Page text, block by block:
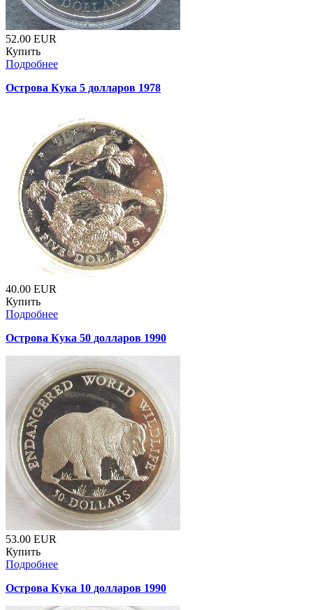
52.00 EUR
Купить
Подробнее
Острова Кука 5 долларов 1978
40.00 EUR
Купить
Подробнее
Острова Кука 50 долларов 1990
53.00 EUR
Купить
Подробнее
Острова Кука 10 долларов 1990